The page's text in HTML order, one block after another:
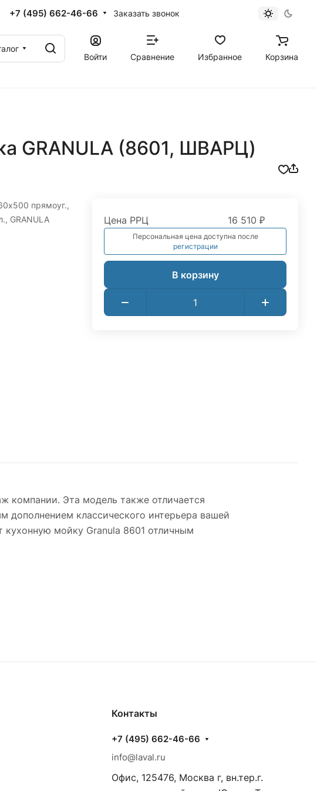
+7 (495) 662-46-66 Заказать звонок
Войти
Сравнение Избранное Корзина
GRANULA (8601, ШВАРЦ)
прямоуг.,
GRANULA
Цена РРЦ 16 510 ₽
Персональная цена доступна после
регистрации
В корзину
компании. Эта модель также отличается
классического интерьера вашей
мойку Granula 8601 отличным
Контакты
+7 (495) 662-46-66
info@laval.ru
Офис, 125476, Москва г, вн.тер.г.